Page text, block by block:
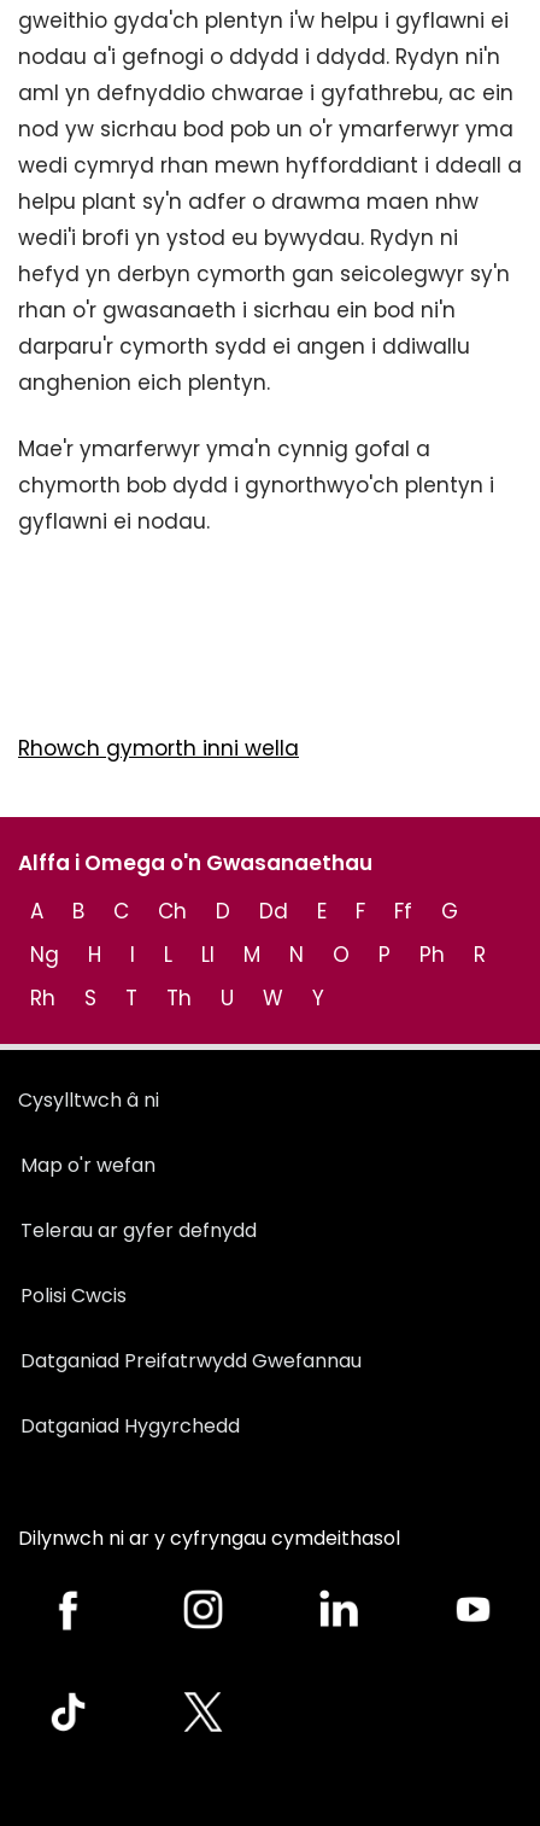
gweithio gyda'ch plentyn i'w helpu i gyflawni ei
nodau a'i gefnogi o ddydd i ddydd. Rydyn ni'n
aml yn defnyddio chwarae i gyfathrebu, ac ein
nod yw sicrhau bod pob un o'r ymarferwyr yma
wedi cymryd rhan mewn hyfforddiant i ddeall a
helpu plant sy'n adfer o drawma maen nhw
wedi'i brofi yn ystod eu bywydau. Rydyn ni
hefyd yn derbyn cymorth gan seicolegwyr sy'n
rhan o'r gwasanaeth i sicrhau ein bod ni'n
darparu'r cymorth sydd ei angen i ddiwallu
anghenion eich plentyn.
Mae'r ymarferwyr yma'n cynnig gofal a
chymorth bob dydd i gynorthwyo'ch plentyn i
gyflawni ei nodau.
Rhowch gymorth inni wella
Alffa i Omega o'n Gwasanaethau
A
B C Ch D Dd E F Ff
G
Ng
H I L Ll M N O P Ph
R
Rh
S T Th U W Y
Cysylltwch â ni
Map o'r wefan
Telerau ar gyfer defnydd
Polisi Cwcis
Datganiad Preifatrwydd Gwefannau
Datganiad Hygyrchedd
Dilynwch ni ar y cyfryngau cymdeithasol